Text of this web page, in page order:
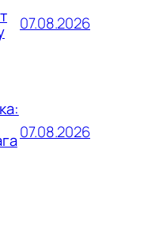
07.08.2026
07.08.2026